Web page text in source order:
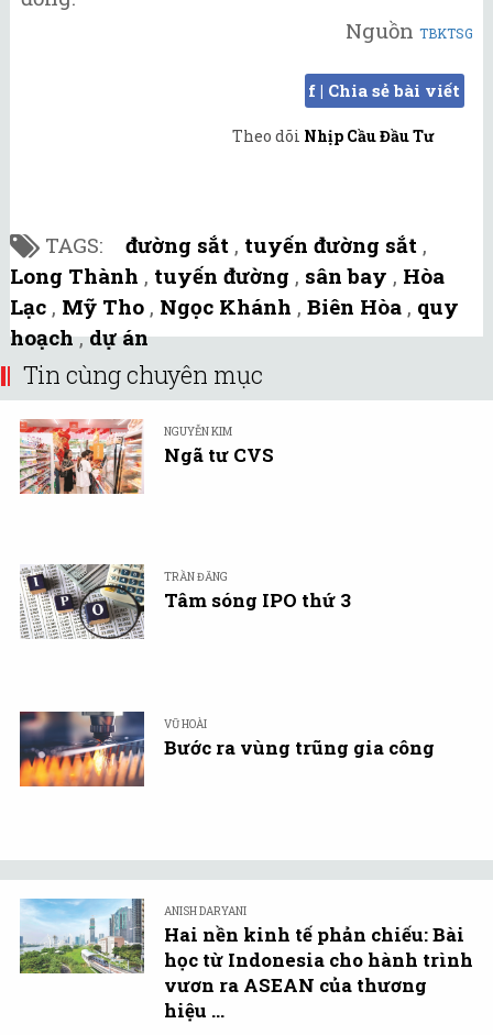
Nguồn TBKTSG
f | Chia sẻ bài viết
Theo dõi Nhịp Cầu Đầu Tư
TAGS: đường sắt , tuyến đường sắt ,
Long Thành , tuyến đường , sân bay , Hòa
Lạc , Mỹ Tho , Ngọc Khánh , Biên Hòa , quy
hoạch,dự án
Tin cùng chuyên mục
NGUYỄN KIM
Ngã tư CVS
TRẦN ĐĂNG
Tâm sóng IPO thứ 3
VŨ HOÀI
Bước ra vùng trũng gia công
ANISH DARYANI
Hai nền kinh tế phản chiếu: Bài
học từ Indonesia cho hành trình
vươn ra ASEAN của thương
hiệu ...